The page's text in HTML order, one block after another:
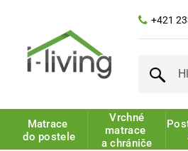
+421
Matrace
do postele
Vrchné
matrace
a chrániče